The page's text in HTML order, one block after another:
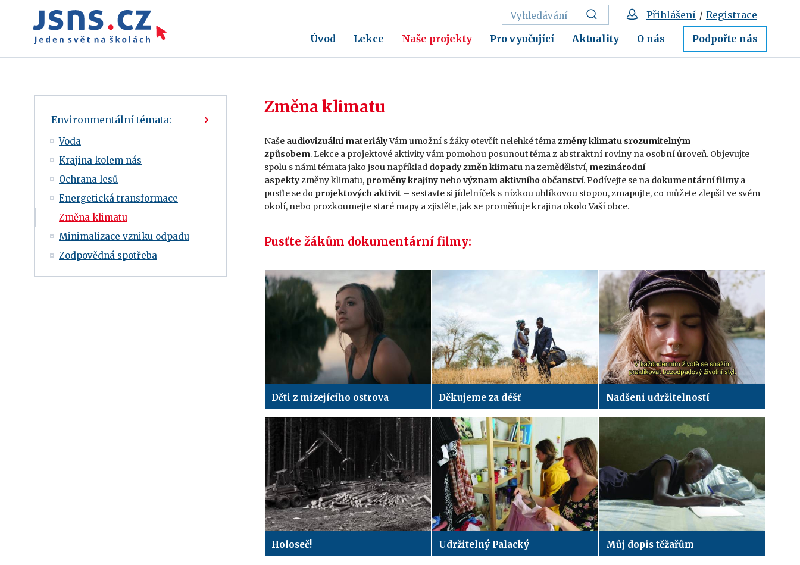
Úvod Lekce Naše projekty Pro vyučující Aktuality O nás Podpořte nás
Přihlášení / Registrace
Environmentální témata:
Voda
Krajina kolem nás
Ochrana lesů
Energetická transformace
Změna klimatu
Minimalizace vzniku odpadu
Zodpovědná spotřeba
Změna klimatu
Naše audiovizuální materiályVám umožní s žáky otevřít nelehké témazměny klimatu srozumitelným
způsobem. Lekce a projektové aktivityvám pomohou posunout téma z abstraktní roviny na osobní úroveň. Objevujte
spolu s námitémata jako jsou například dopady změn klimatu na zemědělství, mezinárodní
aspektyzměnyklimatu, proměny krajiny nebo význam aktivního občanství.Podívejte se na dokumentární filmy a
pusťte se do projektových aktivit – sestavte si jídelníček s nízkou uhlíkovou stopou,zmapujte, co můžete zlepšit ve svém
okolí, nebo prozkoumejte staré mapy a zjistěte, jak se proměňuje krajina okolo Vaší obce.
Pusťte žákům dokumentární filmy:
Děti z mizejícího ostrova Děkujeme za déšť Nadšeni udržitelností
Holoseč! Udržitelný Palacký Můj dopis těžařům